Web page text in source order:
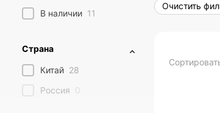
В наличии 11
Страна
Китай 28
Россия 0
Очистить